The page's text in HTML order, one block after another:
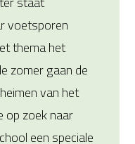
voetsporen
thema het
zomer gaan de
van het
op zoek naar
een speciale